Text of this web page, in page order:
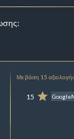
Με βάση 15
15